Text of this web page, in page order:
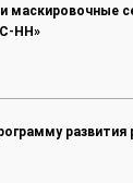
маскировочные
НН»
развития